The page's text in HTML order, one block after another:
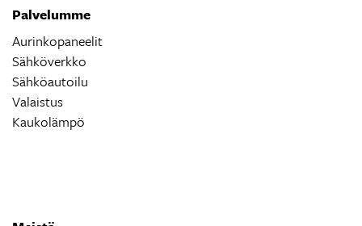
Palvelumme
Aurinkopaneelit
Sähköverkko
Sähköautoilu
Valaistus
Kaukolämpö